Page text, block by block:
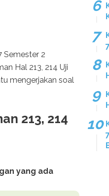
Semester 2
Hal 213, 214 Uji
mengerjakan soal
213, 214
yang ada